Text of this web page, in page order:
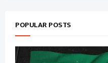
POPULAR POSTS